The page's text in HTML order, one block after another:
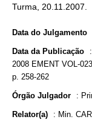
Turma, 20.11.2007.
Data do Julgamento
Data da Publicação :
2008 EMENT VOL-
p. 258-262
Órgão Julgador :
Relator(a) : Min.